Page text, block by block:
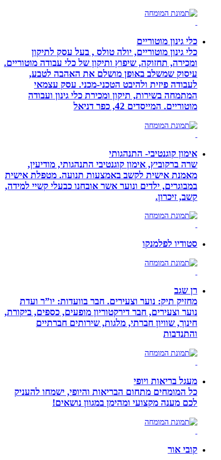
כלי גינון מוטוריים
כלי גינון מוטוריים, יולה טולס , בעל עסק לתיקון
ומכירה, תחזוקה, שיפוץ ותיקון של כלי עבודה מוטוריים.
עיסוק שמשלב באופן מושלם את האהבה לטבע,
לעבודה פיזית ולהיבט הטכני-מכני. עסק עצמאי
המתמחה בשירות, תיקון ומכירת כלי גינון ועבודה
מוטוריים. המייסדים 42, כפר דניאל
אימון קוגנטיבי- התנהגותי
שרה ברקוביץ, אימון קוגנטיבי התנהגותי, מודיעין,
מאמנת אישית לקשב באמצעות תנועה. מטפלת אישית
במבוגרים, ילדים ונוער אשר אובחנו כבעלי קשיי למידה,
קשב, זיכרון.
סטודיו לפלמנקו
רן שגב
מחזיק תיק: נוער וצעירים. חבר בוועדות: יו”ר ועדת
נוער וצעירים, חבר דירקטוריון מופעים, כספים, ביקורת,
חינוך, שוויון חברתי, מלגות, שירותים חברתיים
והתנדבות
מעגל בריאות ויופי
כל המומחים מתחום הבריאות והיופי, ישמחו להעניק
לכם מענה מקצועי ומהימן במגוון נושאים!
קובי אור